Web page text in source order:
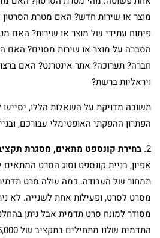
מוצר או שירות חדש? האם מטרת הסרטון
פיתוח עתידי של מוצר או שירות? האם
הסברה על מוצר או שירות מסוים? האם
חברה? תערוכה? אתר אינטרנט? האם
ויראליות ברשת?
תשובה מדויקת על השאלות הללו, יסייעו
הפתרון ההפקתי האופטימלי עבורכם,
2. בחירת קונספט מתאים, מסגרת
אפיון, בניית קונספט וסוג הסרט המתאים
תמחור של העבודה. כמה עולה סרט
מסרט לסרט, ופעילות אחת לשנייה. לא
מסודר למונח סרט תדמית אבל ניתן